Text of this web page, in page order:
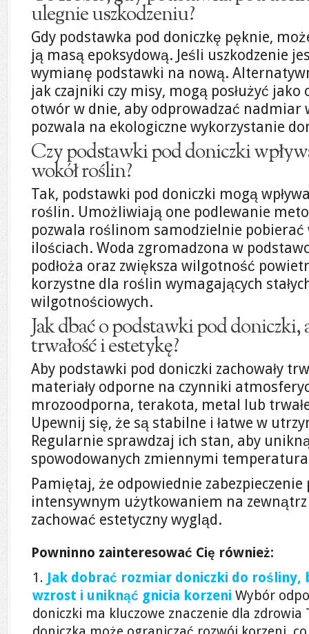
ulegnie uszkodzeniu?
Gdy podstawka pod doniczkę pęknie,
ją masą epoksydową. Jeśli uszkodzenie
wymianę podstawki na nową.
jak czajniki czy misy, mogą posłużyć jako
otwór w dnie, aby odprowadzać nadmiar
pozwala na ekologiczne wykorzystanie
Czy podstawki pod doniczki
wokół roślin?
Tak, podstawki pod doniczki mogą
roślin. Umożliwiają one podlewanie
pozwala roślinom samodzielnie
ilościach. Woda zgromadzona w
podłoża oraz zwiększa wilgotność
korzystne dla roślin wymagających
wilgotnościowych.
Jak dbać o podstawki pod doniczki,
trwałość i estetykę?
Aby podstawki pod doniczki zachowały
materiały odporne na czynniki
mrozoodporna, terakota, metal lub
Upewnij się, że są stabilne i łatwe w
Regularnie sprawdzaj ich stan, aby
spowodowanych zmiennymi
Pamiętaj, że odpowiednie
intensywnym użytkowaniem na zewnątrz
zachować estetyczny wygląd.
Powninno zainteresować Cię również:
Jak dobrać rozmiar doniczki do rośliny,
wzrost i uniknąć gnicia korzeni Wybór
doniczki ma kluczowe znaczenie dla zdrowia